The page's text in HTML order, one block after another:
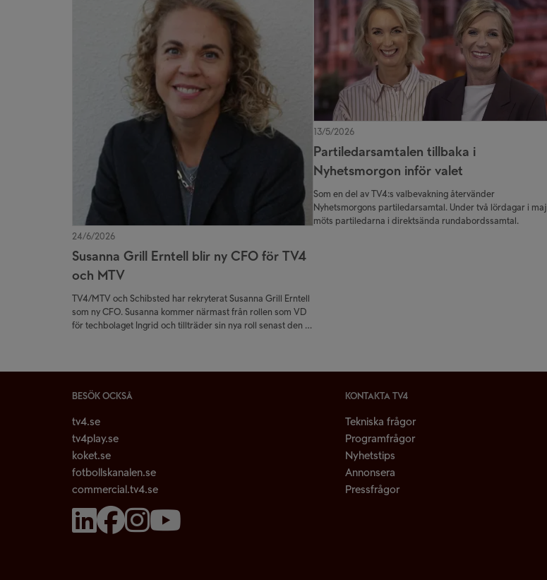
24/6/2026
Susanna Grill Erntell blir ny CFO för TV4
och MTV
TV4/MTV och Schibsted har rekryterat Susanna Grill Erntell
som ny CFO. Susanna kommer närmast från rollen som VD
för techbolaget Ingrid och tillträder sin nya roll senast den 1
13/5/2026
Partiledarsamtalen tillbaka i
Nyhetsmorgon inför valet
Som en del av TV4:s valbevakning återvänder
Nyhetsmorgons partiledarsamtal. Under två lördagar i maj
möts partiledarna i direktsända rundabordssamtal.
BESÖK OCKSÅ
tv4.se
tv4play.se
koket.se
fotbollskanalen.se
commercial.tv4.se
KONTAKTA TV4
Tekniska frågor
Programfrågor
Nyhetstips
Annonsera
Pressfrågor